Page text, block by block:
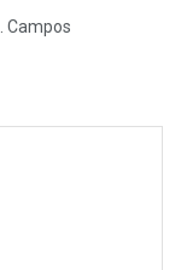
Campos